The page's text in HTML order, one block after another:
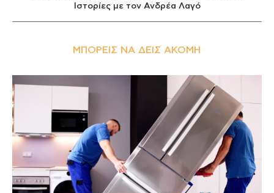
Ιστορίες με τον Ανδρέα Λαγό
ΜΠΟΡΕΊΣ ΝΑ ΔΕΙΣ ΑΚΌΜΗ